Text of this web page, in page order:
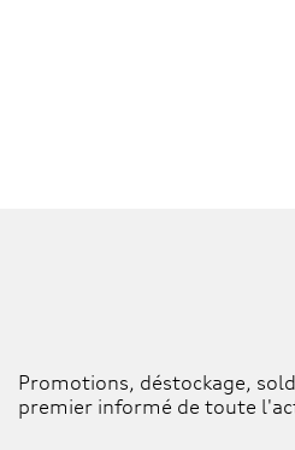
Promotions, déstockage,
premier informé de toute